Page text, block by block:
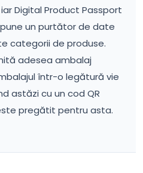
iar Digital Product Passport
un purtător de date
categorii de produse.
adesea ambalaj
într-o legătură vie
astăzi cu un cod QR
pregătit pentru asta.